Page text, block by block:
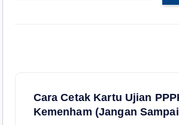
Cara Cetak Kartu Ujian
Kemenham (Jangan